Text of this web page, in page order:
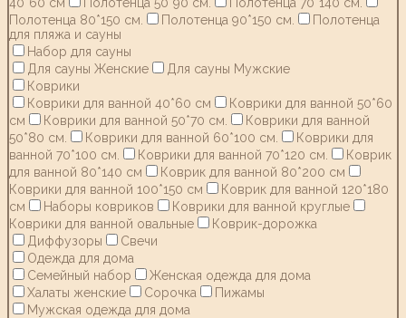
Полотенца 80*150 см.
Полотенца 90*150 см.
Полотенца
для пляжа и сауны
Набор для сауны
Для сауны Женские
Для сауны Мужские
Коврики
Коврики для ванной 40*60 см
Коврики для ванной 50*60
см
Коврики для ванной 50*70 см.
Коврики для ванной
50*80 см.
Коврики для ванной 60*100 см.
Коврики для
ванной 70*100 см.
Коврики для ванной 70*120 см.
Коврик
для ванной 80*140 см
Коврик для ванной 80*200 см
Коврики для ванной 100*150 см
Коврик для ванной 120*180
см
Наборы ковриков
Коврики для ванной круглые
Коврики для ванной овальные
Коврик-дорожка
Диффузоры
Свечи
Одежда для дома
Семейный набор
Женская одежда для дома
Халаты женские
Сорочка
Пижамы
Мужская одежда для дома